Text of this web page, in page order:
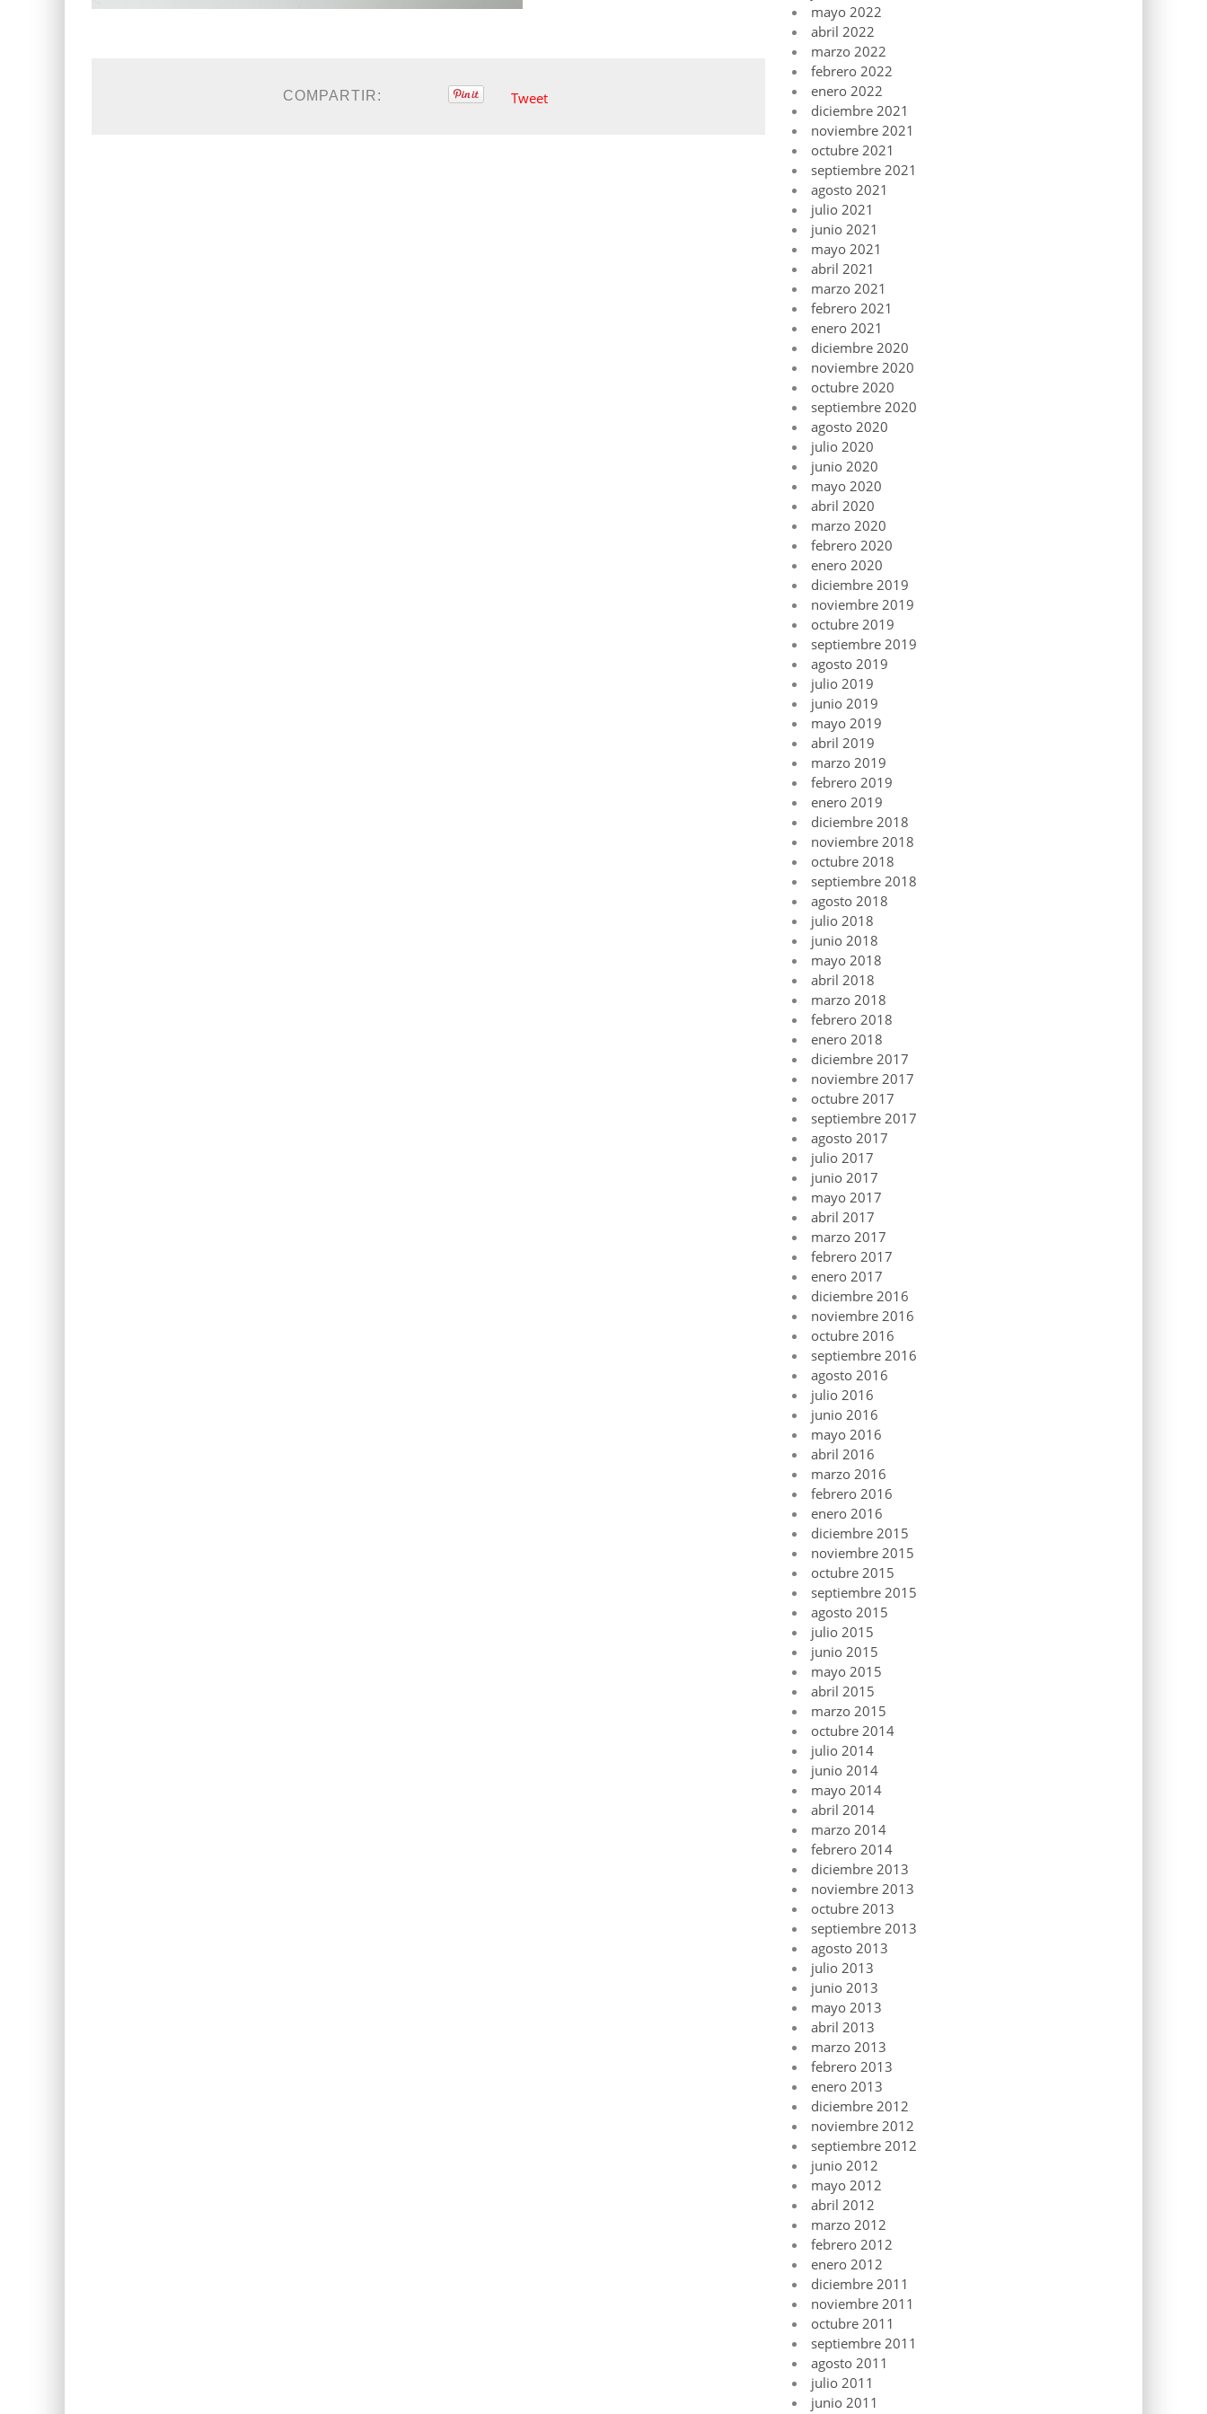
COMPARTIR: Tweet
mayo 2022
abril 2022
marzo 2022
febrero 2022
enero 2022
diciembre 2021
noviembre 2021
octubre 2021
septiembre 2021
agosto 2021
julio 2021
junio 2021
mayo 2021
abril 2021
marzo 2021
febrero 2021
enero 2021
diciembre 2020
noviembre 2020
octubre 2020
septiembre 2020
agosto 2020
julio 2020
junio 2020
mayo 2020
abril 2020
marzo 2020
febrero 2020
enero 2020
diciembre 2019
noviembre 2019
octubre 2019
septiembre 2019
agosto 2019
julio 2019
junio 2019
mayo 2019
abril 2019
marzo 2019
febrero 2019
enero 2019
diciembre 2018
noviembre 2018
octubre 2018
septiembre 2018
agosto 2018
julio 2018
junio 2018
mayo 2018
abril 2018
marzo 2018
febrero 2018
enero 2018
diciembre 2017
noviembre 2017
octubre 2017
septiembre 2017
agosto 2017
julio 2017
junio 2017
mayo 2017
abril 2017
marzo 2017
febrero 2017
enero 2017
diciembre 2016
noviembre 2016
octubre 2016
septiembre 2016
agosto 2016
julio 2016
junio 2016
mayo 2016
abril 2016
marzo 2016
febrero 2016
enero 2016
diciembre 2015
noviembre 2015
octubre 2015
septiembre 2015
agosto 2015
julio 2015
junio 2015
mayo 2015
abril 2015
marzo 2015
octubre 2014
julio 2014
junio 2014
mayo 2014
abril 2014
marzo 2014
febrero 2014
diciembre 2013
noviembre 2013
octubre 2013
septiembre 2013
agosto 2013
julio 2013
junio 2013
mayo 2013
abril 2013
marzo 2013
febrero 2013
enero 2013
diciembre 2012
noviembre 2012
septiembre 2012
junio 2012
mayo 2012
abril 2012
marzo 2012
febrero 2012
enero 2012
diciembre 2011
noviembre 2011
octubre 2011
septiembre 2011
agosto 2011
julio 2011
junio 2011